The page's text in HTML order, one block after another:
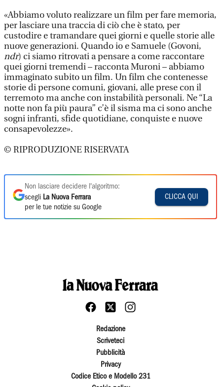
«Abbiamo voluto realizzare un film per fare memoria,
per lasciare una traccia di ciò che è stato, per
custodire e tramandare quei giorni e quelle storie alle
nuove generazioni. Quando io e Samuele (Govoni,
ndr) ci siamo ritrovati a pensare a come raccontare
quei giorni tremendi – racconta Muroni – abbiamo
immaginato subito un film. Un film che contenesse
storie di persone comuni, giovani, alle prese con il
terremoto ma anche con instabilità personali. Ne “La
notte non fa più paura” c’è il sisma ma ci sono anche
sogni infranti, sfide quotidiane, conquiste e nuove
consapevolezze».
© RIPRODUZIONE RISERVATA
Non lasciare decidere l'algoritmo:
scegli La Nuova Ferrara
per le tue notizie su Google
CLICCA QUI
Redazione
Scriveteci
Pubblicità
Privacy
Codice Etico e Modello 231